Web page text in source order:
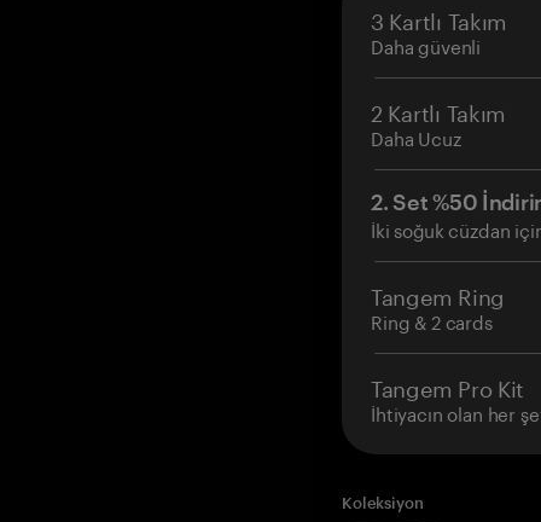
3 Kartlı Takım
Daha güvenli
2 Kartlı Takım
Daha Ucuz
2. Set %50
İki soğuk cüzdan
Tangem Ring
Ring & 2 cards
Tangem Pro Kit
İhtiyacın olan her
Koleksiyon